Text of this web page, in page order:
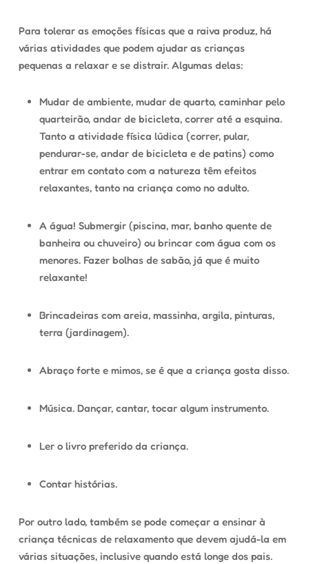
Para tolerar as emoções físicas que a raiva produz, há
várias atividades que podem ajudar as crianças
pequenas a relaxar e se distrair. Algumas delas:
Mudar de ambiente, mudar de quarto, caminhar pelo
quarteirão, andar de bicicleta, correr até a esquina.
Tanto a atividade física lúdica (correr, pular,
pendurar-se, andar de bicicleta e de patins) como
entrar em contato com a natureza têm efeitos
relaxantes, tanto na criança como no adulto.
A água! Submergir (piscina, mar, banho quente de
banheira ou chuveiro) ou brincar com água com os
menores. Fazer bolhas de sabão, já que é muito
relaxante!
Brincadeiras com areia, massinha, argila, pinturas,
terra (jardinagem).
Abraço forte e mimos, se é que a criança gosta disso.
Música. Dançar, cantar, tocar algum instrumento.
Ler o livro preferido da criança.
Contar histórias.
Por outro lado, também se pode começar a ensinar à
criança técnicas de relaxamento que devem ajudá-la em
várias situações, inclusive quando está longe dos pais.